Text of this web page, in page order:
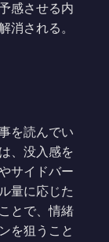
感させる内
消される。
を読んでい
、没入感を
サイドバー
量に応じた
とで、情緒
を狙うこと